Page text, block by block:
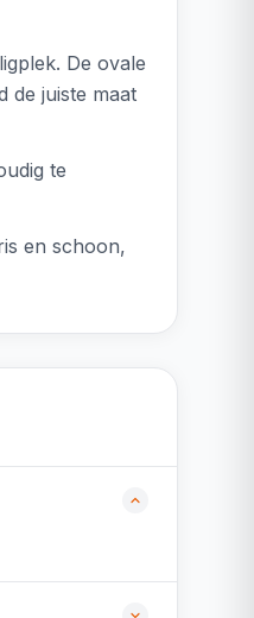
De ovale
de juiste maat
te
en schoon,